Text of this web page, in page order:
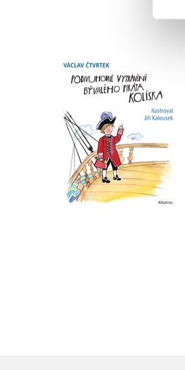
Podivuhodné vyprávění
bývalého piráta
Kolíska
Václav Čtvrtek
Do košíku